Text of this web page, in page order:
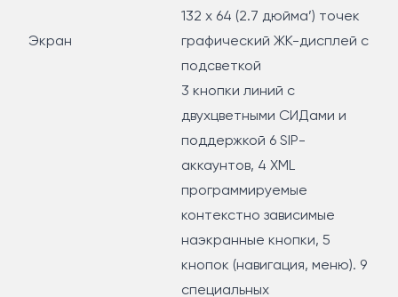
Экран
132 x 64 (2.7 дюйма’) точек
графический ЖК-дисплей с
подсветкой
3 кнопки линий с
двухцветными СИДами и
поддержкой 6 SIP-
аккаунтов, 4 XML
программируемые
контекстно зависимые
наэкранные кнопки, 5
кнопок (навигация, меню). 9
специальных